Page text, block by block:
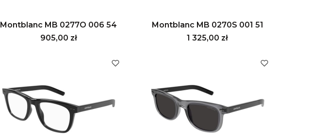
Montblanc MB 0277O 006 54
Cena
905,00 zł
Montblanc MB 0270S 001 51
Cena
1 325,00 zł